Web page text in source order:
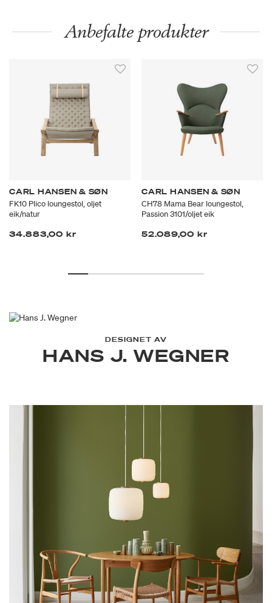
Anbefalte produkter
CARL HANSEN & SØN
FK10 Plico loungestol, oljet
eik/natur
34.883,00 kr
CARL HANSEN & SØN
CH78 Mama Bear loungestol,
Passion 3101/oljet eik
52.089,00 kr
DESIGNET AV
HANS J. WEGNER